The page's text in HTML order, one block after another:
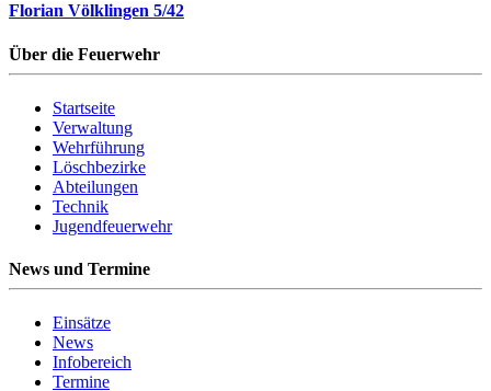
Florian Völklingen 5/42
Über die Feuerwehr
Startseite
Verwaltung
Wehrführung
Löschbezirke
Abteilungen
Technik
Jugendfeuerwehr
News und Termine
Einsätze
News
Infobereich
Termine